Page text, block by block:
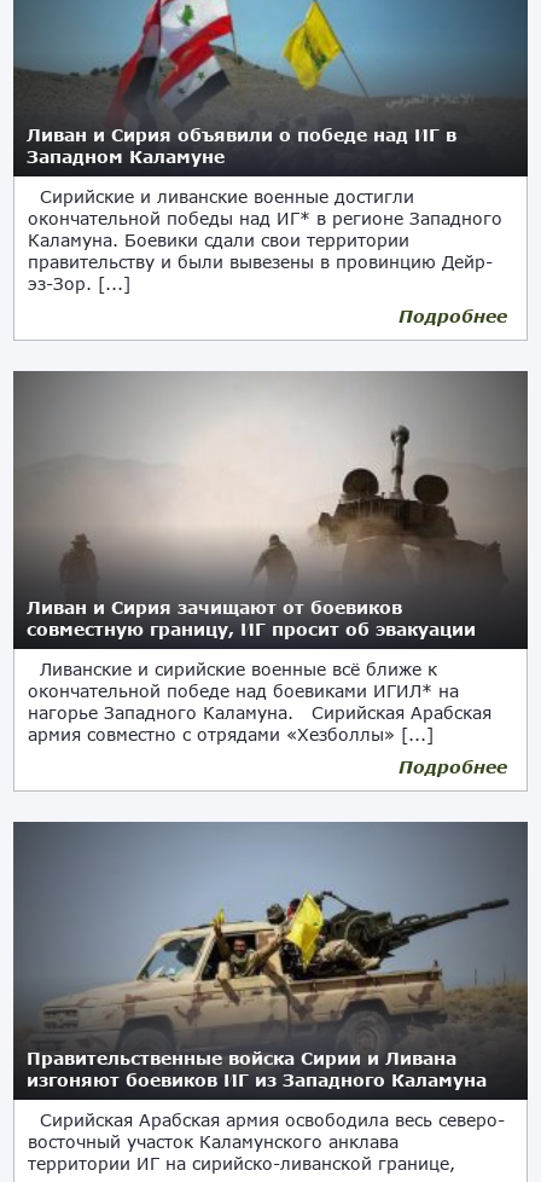
Ливан и Сирия объявили о победе над ИГ в
Западном Каламуне
Сирийские и ливанские военные достигли
окончательной победы над ИГ* в регионе Западного
Каламуна. Боевики сдали свои территории
правительству и были вывезены в провинцию Дейр-
эз-Зор. [...]
Подробнее
Ливан и Сирия зачищают от боевиков
совместную границу, ИГ просит об эвакуации
Ливанские и сирийские военные всё ближе к
окончательной победе над боевиками ИГИЛ* на
нагорье Западного Каламуна. Сирийская Арабская
армия совместно с отрядами «Хезболлы» [...]
Подробнее
Правительственные войска Сирии и Ливана
изгоняют боевиков ИГ из Западного Каламуна
Сирийская Арабская армия освободила весь северо-
восточный участок Каламунского анклава
территории ИГ на сирийско-ливанской границе,